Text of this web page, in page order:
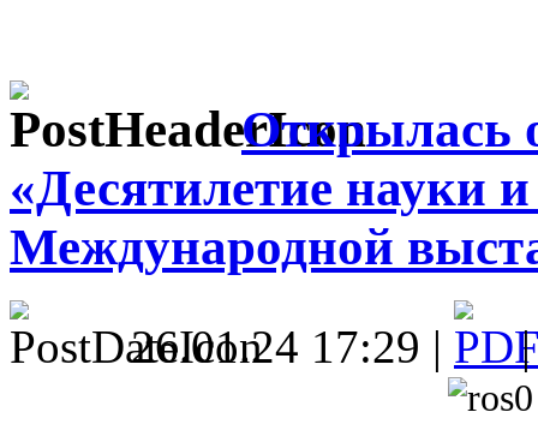
Открылась
«Десятилетие науки
Международной
26.01.24 17:29 |